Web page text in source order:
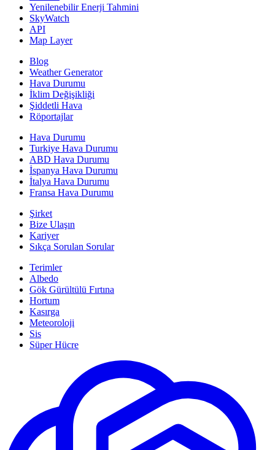
Yenilenebilir Enerji Tahmini
SkyWatch
API
Map Layer
Blog
Weather Generator
Hava Durumu
İklim Değişikliği
Şiddetli Hava
Röportajlar
Hava Durumu
Turkiye Hava Durumu
ABD Hava Durumu
İspanya Hava Durumu
İtalya Hava Durumu
Fransa Hava Durumu
Şirket
Bize Ulaşın
Kariyer
Sıkça Sorulan Sorular
Terimler
Albedo
Gök Gürültülü Fırtına
Hortum
Kasırga
Meteoroloji
Sis
Süper Hücre